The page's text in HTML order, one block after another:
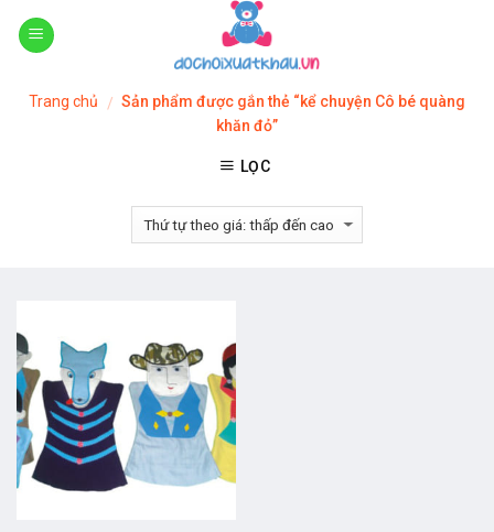
Skip
Trang chủ / Sản phẩm được gắn thẻ “kể chuyện Cô bé quàng
khăn đỏ”
LỌC